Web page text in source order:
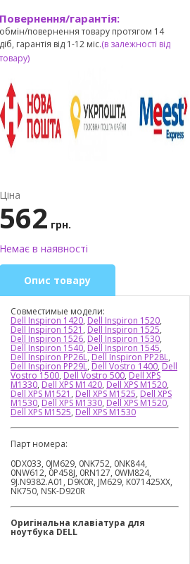
Повернення/гарантія:
обмін/повернення товару протягом 14
діб, гарантія від 1-12 міс.(в залежності від
Ціна
562 грн.
Немає в наявності
Опис товару
Совместимые модели:
Dell Inspiron 1420, Dell Inspiron 1520,
Dell Inspiron 1521 , Dell Inspiron 1525,
Dell Inspiron 1526, Dell Inspiron 1530,
Dell Inspiron 1540, Dell Inspiron 1545,
Dell Inspiron PP26L, Dell Inspiron PP28L,
Dell Inspiron PP29L, Dell Vostro 1400, Dell
Vostro 1500, Dell Vostro 500, Dell XPS
M1330, Dell XPS M1420, Dell XPS M1520,
Dell XPS M1521 , Dell XPS M1525, Dell XPS
M1530, Dell XPS М1330, Dell XPS М1520,
Dell XPS М1525, Dell XPS М1530
Парт номера:
0DX033, 0JM629, 0NK752, 0NK844,
0NW612, 0P458J, 0RN127, 0WM824,
9J.N9382.A01, D9K0R, JM629, K071425XX,
NK750, NSK-D920R
Оригінальна клавіатура для
ноутбука DELL